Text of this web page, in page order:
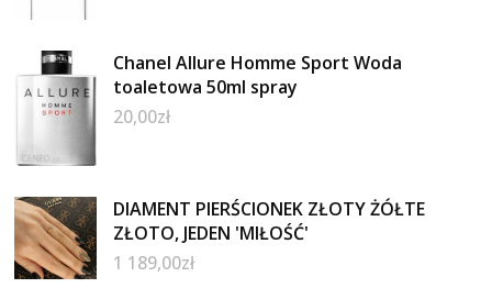
Chanel Allure Homme Sport Woda
toaletowa 50ml spray
20,00zł
DIAMENT PIERŚCIONEK ZŁOTY ŻÓŁTE
ZŁOTO, JEDEN 'MIŁOŚĆ'
1 189,00zł